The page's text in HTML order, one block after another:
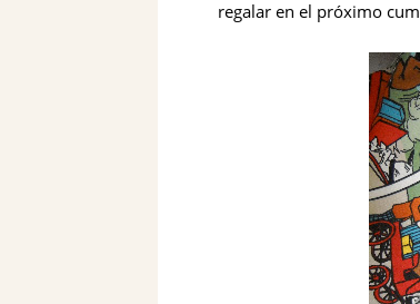
regalar en el próximo